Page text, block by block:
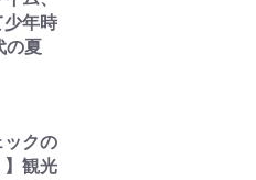
少年時
の夏
ックの
】観光